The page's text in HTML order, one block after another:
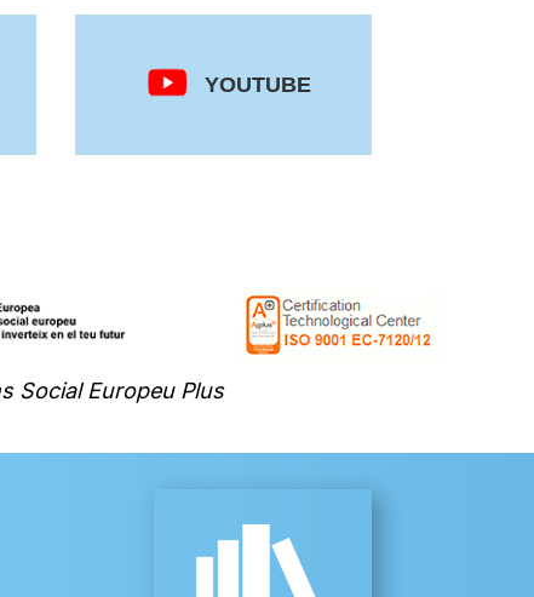
YOUTUBE
Social Europeu Plus